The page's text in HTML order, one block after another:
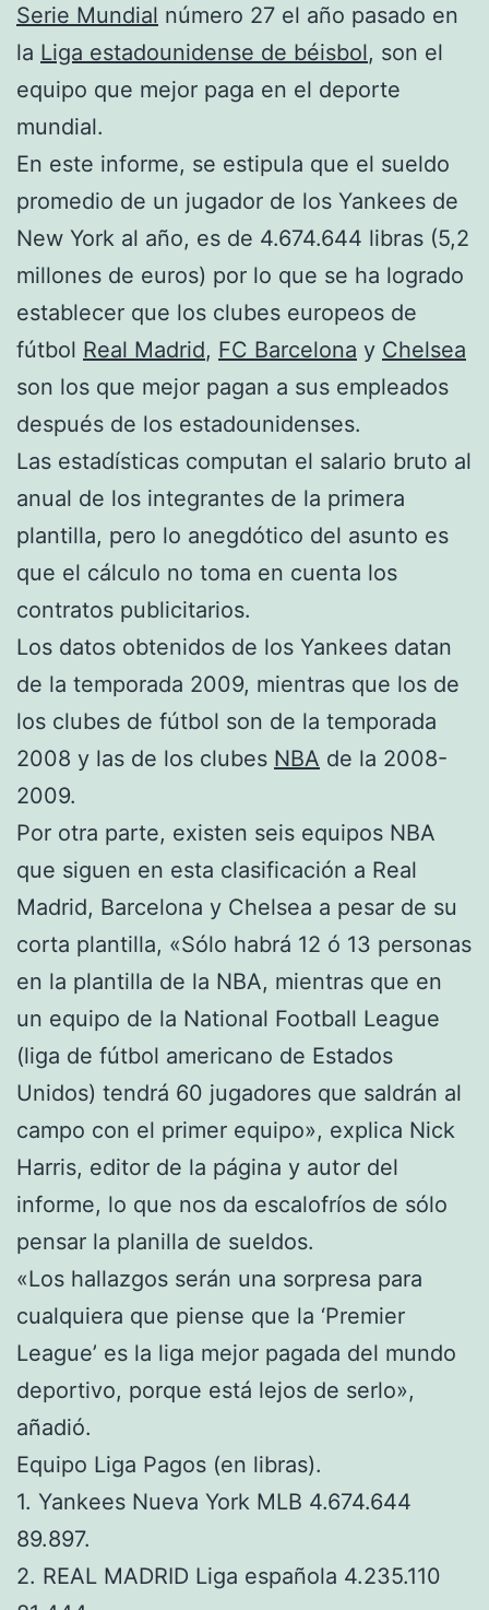
Serie Mundial número 27 el año pasado en
la Liga estadounidense de béisbol, son el
equipo que mejor paga en el deporte
mundial.
En este informe, se estipula que el sueldo
promedio de un jugador de los Yankees de
New York al año, es de 4.674.644 libras (5,2
millones de euros) por lo que se ha logrado
establecer que los clubes europeos de
fútbol Real Madrid, FC Barcelona y Chelsea
son los que mejor pagan a sus empleados
después de los estadounidenses.
Las estadísticas computan el salario bruto al
anual de los integrantes de la primera
plantilla, pero lo anegdótico del asunto es
que el cálculo no toma en cuenta los
contratos publicitarios.
Los datos obtenidos de los Yankees datan
de la temporada 2009, mientras que los de
los clubes de fútbol son de la temporada
2008 y las de los clubes NBA de la 2008-
2009.
Por otra parte, existen seis equipos NBA
que siguen en esta clasificación a Real
Madrid, Barcelona y Chelsea a pesar de su
corta plantilla, «Sólo habrá 12 ó 13 personas
en la plantilla de la NBA, mientras que en
un equipo de la National Football League
(liga de fútbol americano de Estados
Unidos) tendrá 60 jugadores que saldrán al
campo con el primer equipo», explica Nick
Harris, editor de la página y autor del
informe, lo que nos da escalofríos de sólo
pensar la planilla de sueldos.
«Los hallazgos serán una sorpresa para
cualquiera que piense que la ‘Premier
League’ es la liga mejor pagada del mundo
deportivo, porque está lejos de serlo»,
añadió.
Equipo Liga Pagos (en libras).
1. Yankees Nueva York MLB 4.674.644
89.897.
2. REAL MADRID Liga española 4.235.110